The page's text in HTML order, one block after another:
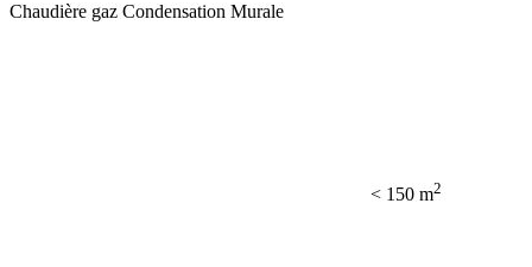
Chaudière gaz Condensation Murale
< 150 m2